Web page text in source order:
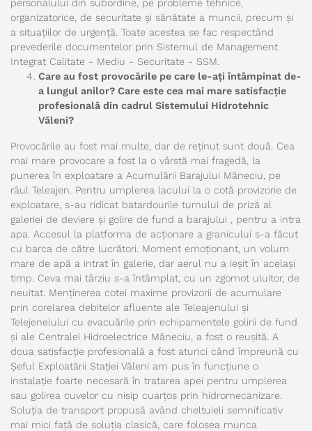
personalului din subordine, pe probleme tehnice,
organizatorice, de securitate și sănătate a muncii, precum și
a situațiilor de urgență. Toate acestea se fac respectând
prevederile documentelor prin Sistemul de Management
Integrat Calitate - Mediu - Securitate - SSM.
Care au fost provocările pe care le-ați întâmpinat de-
a lungul anilor? Care este cea mai mare satisfacție
profesională din cadrul Sistemului Hidrotehnic
Văleni?
Provocările au fost mai multe, dar de reținut sunt două. Cea
mai mare provocare a fost la o vârstă mai fragedă, la
punerea în exploatare a Acumulării Barajului Măneciu, pe
râul Teleajen. Pentru umplerea lacului la o cotă provizorie de
exploatare, s-au ridicat batardourile turnului de priză al
galeriei de deviere și golire de fund a barajului , pentru a intra
apa. Accesul la platforma de acționare a granicului s-a făcut
cu barca de către lucrători. Moment emoționant, un volum
mare de apă a intrat în galerie, dar aerul nu a ieșit în același
timp. Ceva mai târziu s-a întâmplat, cu un zgomot uluitor, de
neuitat. Menținerea cotei maxime provizorii de acumulare
prin corelarea debitelor afluente ale Teleajenului și
Telejenelului cu evacuările prin echipamentele golirii de fund
și ale Centralei Hidroelectrice Măneciu, a fost o reușită. A
doua satisfacție profesională a fost atunci când împreună cu
Șeful Exploatării Stației Văleni am pus în funcțiune o
instalație foarte necesară în tratarea apei pentru umplerea
sau golirea cuvelor cu nisip cuarțos prin hidromecanizare.
Soluția de transport propusă având cheltuieli semnificativ
mai mici față de soluția clasică, care folosea munca